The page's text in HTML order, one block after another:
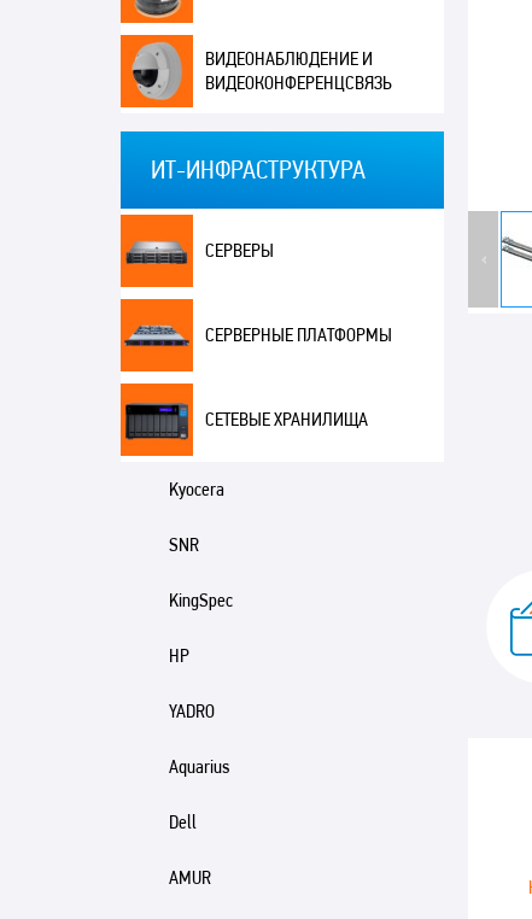
ВИДЕОНАБЛЮДЕНИЕ И
ВИДЕОКОНФЕРЕНЦСВЯЗЬ
ИТ-ИНФРАСТРУКТУРА
СЕРВЕРЫ
СЕРВЕРНЫЕ ПЛАТФОРМЫ
СЕТЕВЫЕ ХРАНИЛИЩА
Kyocera
SNR
KingSpec
HP
YADRO
Aquarius
Dell
AMUR